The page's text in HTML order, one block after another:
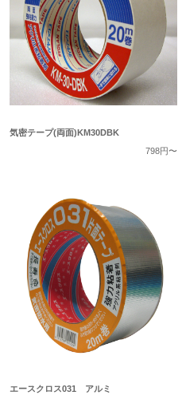
気密テープ(両面)KM30DBK
798円〜
エースクロス031 アルミ